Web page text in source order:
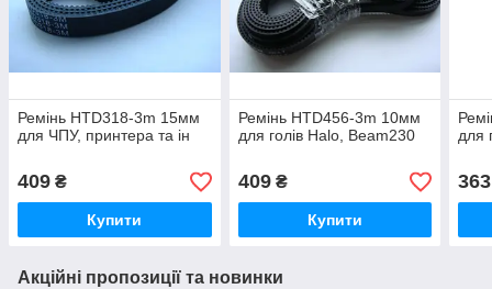
Ремінь HTD318-3m 15мм
для ЧПУ, принтера та ін
409 ₴
Купити
Ремінь HTD456-3m 10мм
для голів Halo, Beam230
409₴
Купити
для
363
Акційні пропозиції та новинки